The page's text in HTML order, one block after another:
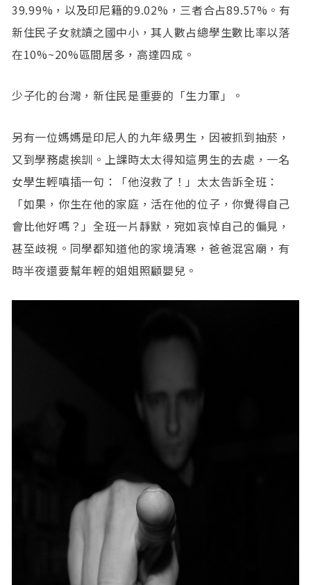
39.99%，以及印尼籍的9.02%，三者合占89.57%。有
新住民子女就讀之國中小，其人數占總學生數比率以落
在10%~20%區間居多，高達四成。
少子化的台灣，新住民是重要的「生力軍」。
另有一位媽媽是印尼人的九年級男生，因被抓到抽菸，
又到學務處挨訓。上課時太太得知這男生的去處，一名
女學生輕嗔插一句：「他沒救了！」太太告訴全班：
「如果，你生在他的家庭，活在他的位子，你覺得自己
會比他好嗎？」全班一片靜默，宛如哀悼自己的偏見，
甚至歧視。同學都知道他的家境清寒，爸爸混宮廟，有
時半夜還要幫年輕的姐姐照顧嬰兒。